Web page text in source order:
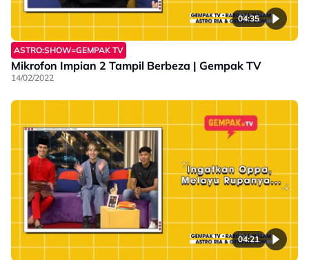
04:35
ASTRO:SHOW=GEMPAK TV
Mikrofon Impian 2 Tampil Berbeza | Gempak TV
14/02/2022
04:21